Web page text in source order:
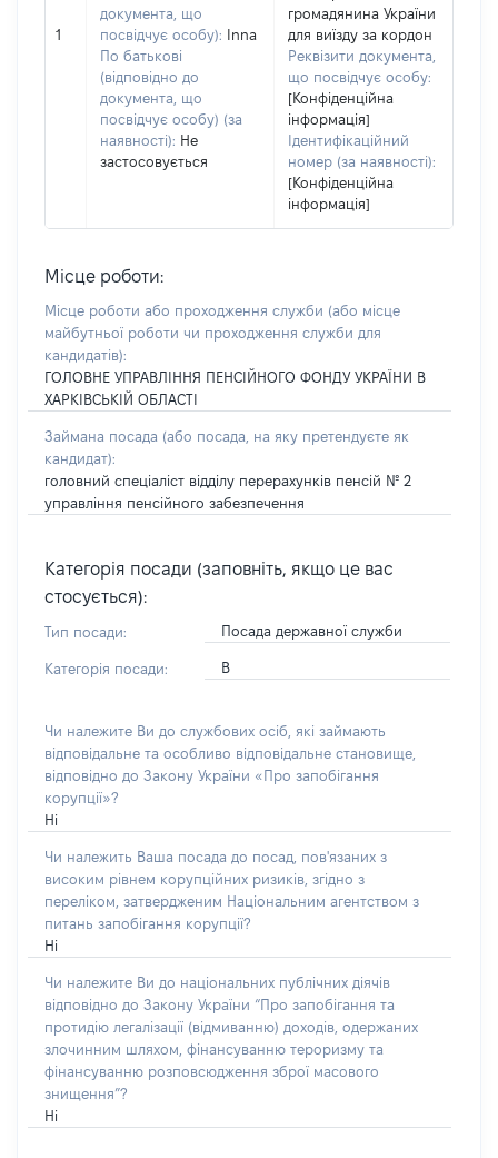
1
документа, що
посвідчує особу):
Inna
По батькові
(відповідно до
документа, що
посвідчує особу) (за
наявності): Не
застосовується
громадянина України
для виїзду за кордон
Реквізити документа,
що посвідчує особу:
[Конфіденційна
інформація]
Ідентифікаційний
номер (за наявності):
[Конфіденційна
інформація]
Місце роботи:
Місце роботи або проходження служби (або місце
майбутньої роботи чи проходження служби для
кандидатів):
ГОЛОВНЕ УПРАВЛІННЯ ПЕНСІЙНОГО ФОНДУ УКРАЇНИ В
ХАРКІВСЬКІЙ ОБЛАСТІ
Займана посада (або посада, на яку претендуєте як
кандидат):
головний спеціаліст відділу перерахунків пенсій № 2
управління пенсійного забезпечення
Категорія посади (заповніть, якщо це вас
стосується):
Тип посади: Посада державної служби
Категорія посади: В
Чи належите Ви до службових осіб, які займають
відповідальне та особливо відповідальне становище,
відповідно до Закону України «Про запобігання
корупції»?
Ні
Чи належить Ваша посада до посад, пов'язаних з
високим рівнем корупційних ризиків, згідно з
переліком, затвердженим Національним агентством з
питань запобігання корупції?
Ні
Чи належите Ви до національних публічних діячів
відповідно до Закону України “Про запобігання та
протидію легалізації (відмиванню) доходів, одержаних
злочинним шляхом, фінансуванню тероризму та
фінансуванню розповсюдження зброї масового
знищення”?
Ні